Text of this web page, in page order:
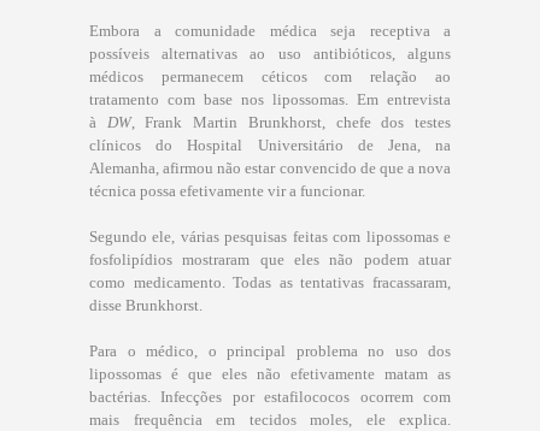
Embora a comunidade médica seja receptiva a
possíveis alternativas ao uso antibióticos, alguns
médicos permanecem céticos com relação ao
tratamento com base nos lipossomas. Em entrevista
à DW, Frank Martin Brunkhorst, chefe dos testes
clínicos do Hospital Universitário de Jena, na
Alemanha, afirmou não estar convencido de que a nova
técnica possa efetivamente vir a funcionar.
Segundo ele, várias pesquisas feitas com lipossomas e
fosfolipídios mostraram que eles não podem atuar
como medicamento. Todas as tentativas fracassaram,
disse Brunkhorst.
Para o médico, o principal problema no uso dos
lipossomas é que eles não efetivamente matam as
bactérias. Infecções por estafilococos ocorrem com
mais frequência em tecidos moles, ele explica.